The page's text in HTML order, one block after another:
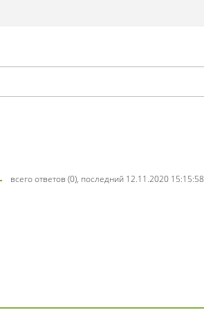
всего ответов (0), последний 12.11.2020 15:15:58